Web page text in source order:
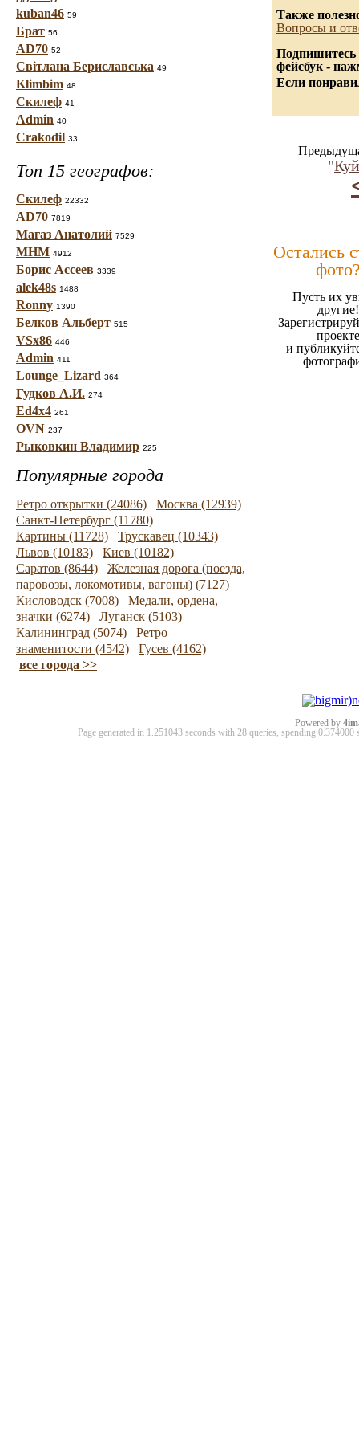
kuban46 59
Брат 56
AD70 52
Світлана Бериславська 49
Klimbim 48
Скилеф 41
Admin 40
Crakodil 33
Топ 15 географов:
Скилеф 22332
AD70 7819
Магаз Анатолий 7529
МНМ 4912
Борис Ассеев 3339
alek48s 1488
Ronny 1390
Белков Альберт 515
VSx86 446
Admin 411
Lounge_Lizard 364
Гудков А.И. 274
Ed4x4 261
OVN 237
Рыковкин Владимир 225
Популярные города
Ретро открытки (24086)
Москва (12939)
Санкт-Петербург (11780)
Картины (11728)
Трускавец (10343)
Львов (10183)
Киев (10182)
Саратов (8644)
Железная дорога (поезда,
паровозы, локомотивы, вагоны) (7127)
Кисловодск (7008)
Медали, ордена,
значки (6274)
Луганск (5103)
Калининград (5074)
Ретро
знаменитости (4542)
Гусев (4162)
все города >>
Также
Вопросы и
Подпишитесь
фейсбук -
Если
"
Остались
Пусть их
другие!
проекте
и
Powered by
Page generated in 1.251043 seconds with 28 queries, spending